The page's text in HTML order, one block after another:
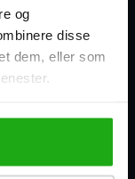
og
disse
dem, eller som